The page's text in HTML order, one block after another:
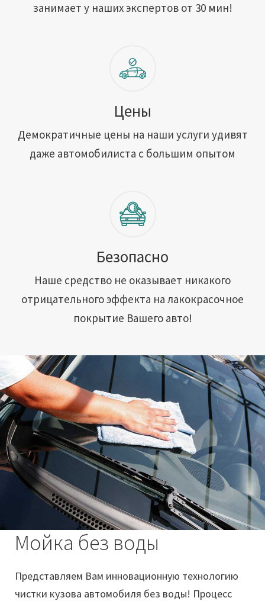
занимает у наших экспертов от 30 мин!
Цены
Демократичные цены на наши услуги удивят
даже автомобилиста с большим опытом
Безопасно
Наше средство не оказывает никакого
отрицательного эффекта на лакокрасочное
покрытие Вашего авто!
Мойка без воды
Представляем Вам инновационную технологию
чистки кузова автомобиля без воды! Процесс